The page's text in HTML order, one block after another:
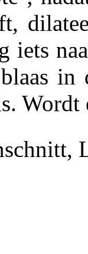
iets
in
Wordt